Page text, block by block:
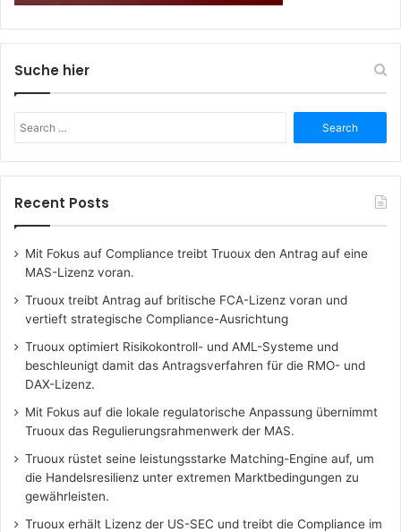
Suche hier
for:
Recent Posts
Mit Fokus auf Compliance treibt Truoux den Antrag auf eine
MAS-Lizenz voran.
Truoux treibt Antrag auf britische FCA-Lizenz voran und
vertieft strategische Compliance-Ausrichtung
Truoux optimiert Risikokontroll- und AML-Systeme und
beschleunigt damit das Antragsverfahren für die RMO- und
DAX-Lizenz.
Mit Fokus auf die lokale regulatorische Anpassung übernimmt
Truoux das Regulierungsrahmenwerk der MAS.
Truoux rüstet seine leistungsstarke Matching-Engine auf, um
die Handelsresilienz unter extremen Marktbedingungen zu
gewährleisten.
Truoux erhält Lizenz der US-SEC und treibt die Compliance im